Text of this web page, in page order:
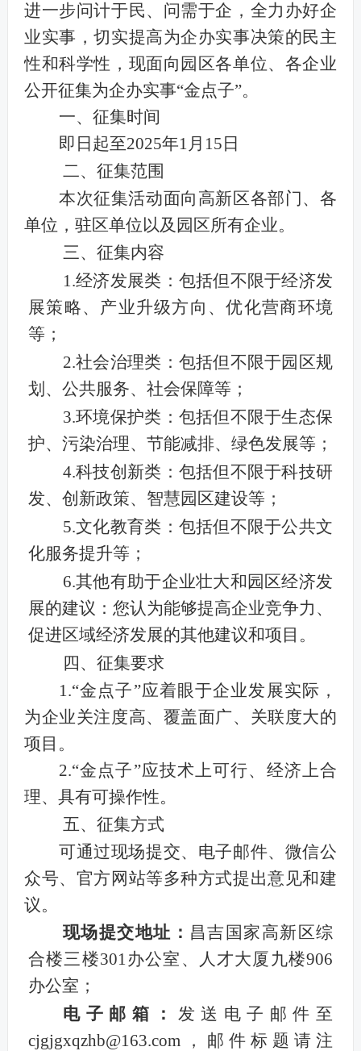
进一步问计于民、问需于企，全力办好企
业实事，切实提高为企办实事决策的民主
性和科学性，现面向园区各单位、各企业
公开征集为企办实事“金点子”。
一、征集时间
即日起至2025年1月 15 日
二、征集范围
本次征集活动面向高新区各部门、各
单位，驻区单位以及园区所有企业。
三、征集内容
1.经济发展类：包括但不限于经济发
展策略、产业升级方向、优化营商环境
等；
2.社会治理类：包括但不限于园区规
划、公共服务、社会保障等；
3.环境保护类：包括但不限于生态保
护、污染治理、节能减排、绿色发展等；
4.科技创新类：包括但不限于科技研
发、创新政策、智慧园区建设等；
5.文化教育类：包括但不限于公共文
化服务提升等；
6.其他有助于企业壮大和园区经济发
展的建议：您认为能够提高企业竞争力、
促进区域经济发展的其他建议和项目。
四、征集要求
1.“金点子”应着眼于企业发展实际，
为企业关注度高、覆盖面广、关联度大的
项目。
2.“金点子”应技术上可行、经济上合
理、具有可操作性。
五、征集方式
可通过现场提交、电子邮件、微信公
众号、官方网站等多种方式提出意见和建
议。
现场提交地址： 昌吉国家高新区综
合楼三楼301办公室、人才大厦九楼906
办公室；
电子邮箱： 发送电子邮件至
cjgjgxqzhb@163.com，邮件标题请注